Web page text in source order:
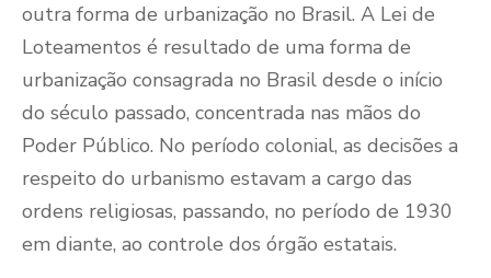
outra forma de urbanização no Brasil. A Lei de
Loteamentos é resultado de uma forma de
urbanização consagrada no Brasil desde o início
do século passado, concentrada nas mãos do
Poder Público. No período colonial, as decisões a
respeito do urbanismo estavam a cargo das
ordens religiosas, passando, no período de 1930
em diante, ao controle dos órgão estatais.